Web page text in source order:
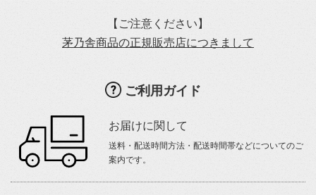
【ご注意ください】
茅乃舎商品の正規販売店につきまして
ご利用ガイド
お届けに関して
送料・配送時間方法・配送時間帯などについてのご
案内です。